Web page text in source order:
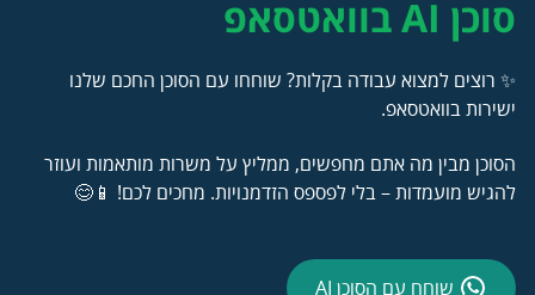
סוכן AI בוואטסאפ
✨ רוצים למצוא עבודה בקלות? שוחחו עם הסוכן החכם שלנו
ישירות בוואטסאפ.
הסוכן מבין מה אתם מחפשים, ממליץ על משרות מותאמות ועוזר
להגיש מועמדות – בלי לפספס הזדמנויות. מחכים לכם! 📱😊
שוחח עם הסוכן AI